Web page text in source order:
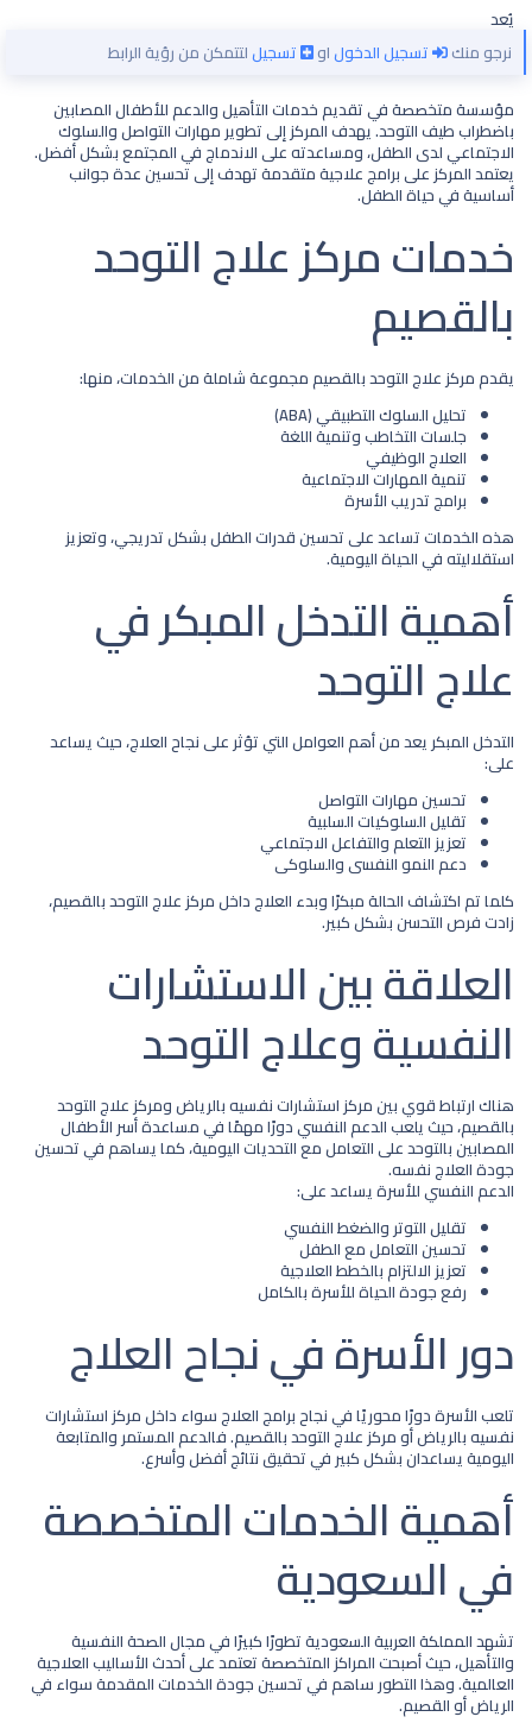
يُعد
نرجو منك
تسجيل الدخولاو تسجيللتتمكن من رؤية الرابط
مؤسسة متخصصة في تقديم خدمات التأهيل والدعم للأطفال المصابين
باضطراب طيف التوحد. يهدف المركز إلى تطوير مهارات التواصل والسلوك
الاجتماعي لدى الطفل، ومساعدته على الاندماج في المجتمع بشكل أفضل.
يعتمد المركز على برامج علاجية متقدمة تهدف إلى تحسين عدة جوانب
أساسية في حياة الطفل.
خدمات مركز علاج التوحد
بالقصيم​
يقدممركز علاج التوحد بالقصيممجموعة شاملة من الخدمات، منها:
تحليل السلوك التطبيقي (ABA)
جلسات التخاطب وتنمية اللغة
العلاج الوظيفي
تنمية المهارات الاجتماعية
برامج تدريب الأسرة
هذه الخدمات تساعد على تحسين قدرات الطفل بشكل تدريجي، وتعزيز
استقلاليته في الحياة اليومية.
أهمية التدخل المبكر في
علاج التوحد​
التدخل المبكر يعد من أهم العوامل التي تؤثر على نجاح العلاج، حيث يساعد
على:
تحسين مهارات التواصل
تقليل السلوكيات السلبية
تعزيز التعلم والتفاعل الاجتماعي
دعم النمو النفسي والسلوكي
كلما تم اكتشاف الحالة مبكرًا وبدء العلاج داخلمركز علاج التوحد بالقصيم،
زادت فرص التحسن بشكل كبير.
العلاقة بين الاستشارات
النفسية وعلاج التوحد​
هناك ارتباط قوي بينمركز استشارات نفسيه بالرياضومركز علاج التوحد
بالقصيم، حيث يلعب الدعم النفسي دورًا مهمًا في مساعدة أسر الأطفال
المصابين بالتوحد على التعامل مع التحديات اليومية، كما يساهم في تحسين
جودة العلاج نفسه.
الدعم النفسي للأسرة يساعد على:
تقليل التوتر والضغط النفسي
تحسين التعامل مع الطفل
تعزيز الالتزام بالخطط العلاجية
رفع جودة الحياة للأسرة بالكامل
دور الأسرة في نجاح العلاج​
تلعب الأسرة دورًا محوريًا في نجاح برامج العلاج سواء داخلمركز استشارات
نفسيه بالرياضأومركز علاج التوحد بالقصيم. فالدعم المستمر والمتابعة
اليومية يساعدان بشكل كبير في تحقيق نتائج أفضل وأسرع.
أهمية الخدمات المتخصصة
في السعودية​
تشهد المملكة العربية السعودية تطورًا كبيرًا في مجال الصحة النفسية
والتأهيل، حيث أصبحت المراكز المتخصصة تعتمد على أحدث الأساليب العلاجية
العالمية. وهذا التطور ساهم في تحسين جودة الخدمات المقدمة سواء في
الرياض أو القصيم.